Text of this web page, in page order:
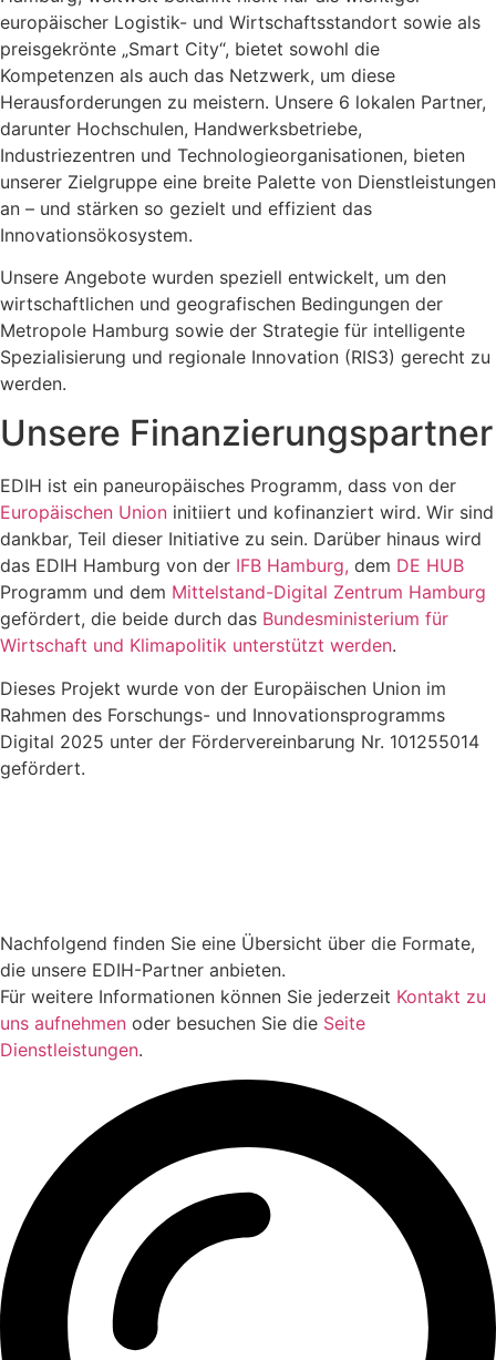
europäischer Logistik- und Wirtschaftsstandort sowie als
preisgekrönte „Smart City“, bietet sowohl die
Kompetenzen als auch das Netzwerk, um diese
Herausforderungen zu meistern. Unsere 6 lokalen Partner,
darunter Hochschulen, Handwerksbetriebe,
Industriezentren und Technologieorganisationen, bieten
unserer Zielgruppe eine breite Palette von Dienstleistungen
an – und stärken so gezielt und effizient das
Innovationsökosystem.
Unsere Angebote wurden speziell entwickelt, um den
wirtschaftlichen und geografischen Bedingungen der
Metropole Hamburg sowie der Strategie für intelligente
Spezialisierung und regionale Innovation (RIS3) gerecht zu
werden.
Unsere Finanzierungspartner
EDIH ist ein paneuropäisches Programm, dass von der
Europäischen Union initiiert und kofinanziert wird. Wir sind
dankbar, Teil dieser Initiative zu sein. Darüber hinaus wird
das EDIH Hamburg von der IFB Hamburg, dem DE HUB
Programm und dem Mittelstand-Digital Zentrum Hamburg
gefördert, die beide durch das Bundesministerium für
Wirtschaft und Klimapolitik unterstützt werden.
Dieses Projekt wurde von der Europäischen Union im
Rahmen des Forschungs- und Innovationsprogramms
Digital 2025 unter der Fördervereinbarung Nr. 101255014
gefördert.
Nachfolgend finden Sie eine Übersicht über die Formate,
die unsere EDIH-Partner anbieten.
Für weitere Informationen können Sie jederzeit Kontakt zu
uns aufnehmen oder besuchen Sie die Seite
Dienstleistungen.